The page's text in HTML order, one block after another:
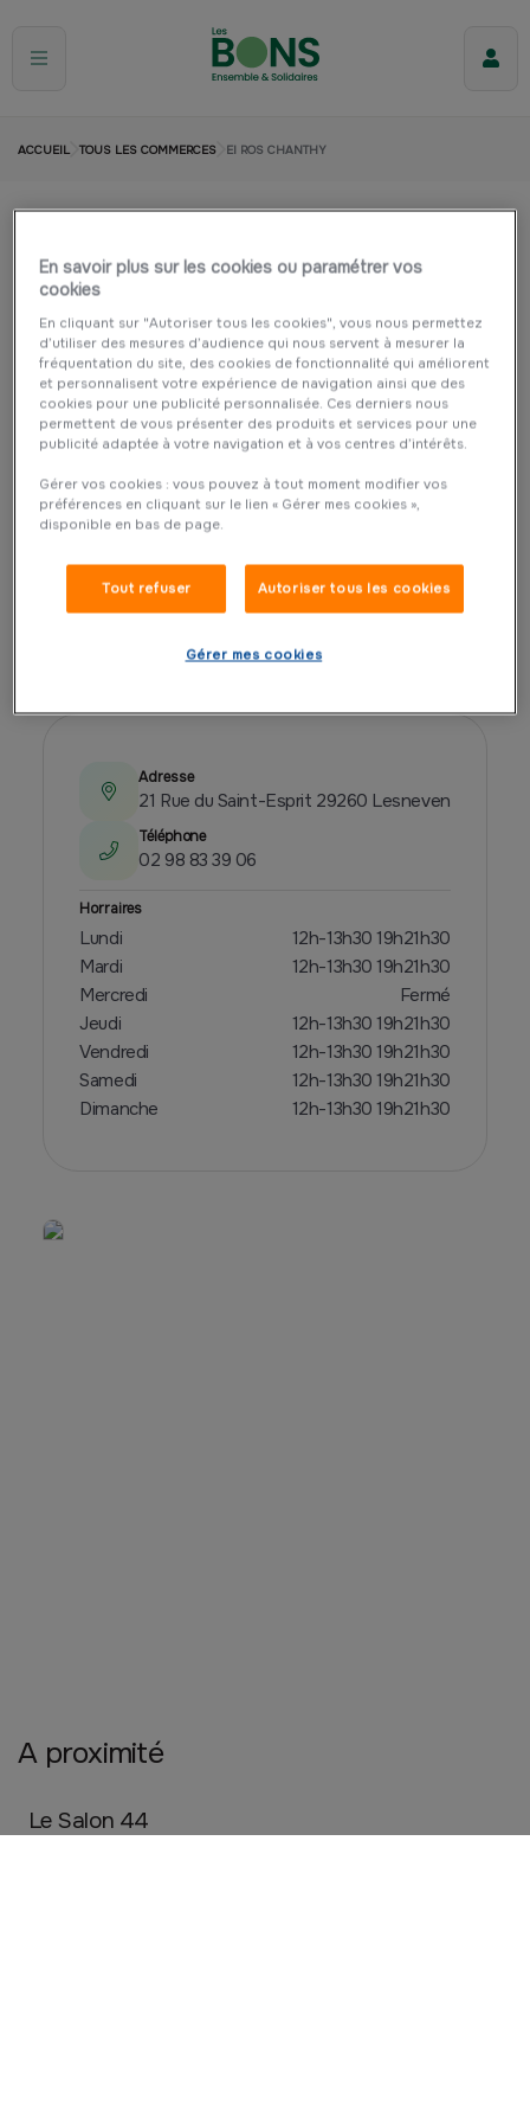
ACCUEIL TOUS LES COMMERCES EI ROS CHANTHY
EI ROS CHANTHY
Lesneven
Adresse
21 Rue du Saint-Esprit 29260 Lesneven
Téléphone
02 98 83 39 06
Horraires
Lundi
12h-13h30 19h21h30
Mardi
12h-13h30 19h21h30
Mercredi
Fermé
Jeudi
12h-13h30 19h21h30
Vendredi
12h-13h30 19h21h30
Samedi
12h-13h30 19h21h30
Dimanche
12h-13h30 19h21h30
A proximité
Le Salon 44
En savoir plus sur les cookies ou paramétrer vos
cookies
En cliquant sur "Autoriser tous les cookies", vous nous permettez
d’utiliser des mesures d’audience qui nous servent à mesurer la
fréquentation du site, des cookies de fonctionnalité qui améliorent
et personnalisent votre expérience de navigation ainsi que des
cookies pour une publicité personnalisée. Ces derniers nous
permettent de vous présenter des produits et services pour une
publicité adaptée à votre navigation et à vos centres d’intérêts.
Gérer vos cookies : vous pouvez à tout moment modifier vos
préférences en cliquant sur le lien « Gérer mes cookies »,
disponible en bas de page.
Tout refuser Autoriser tous les cookies
Gérer mes cookies